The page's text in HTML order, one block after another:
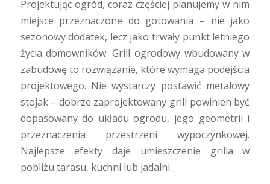
Projektując ogród, coraz częściej planujemy w nim
miejsce przeznaczone do gotowania – nie jako
sezonowy dodatek, lecz jako trwały punkt letniego
życia domowników. Grill ogrodowy wbudowany w
zabudowę to rozwiązanie, które wymaga podejścia
projektowego. Nie wystarczy postawić metalowy
stojak – dobrze zaprojektowany grill powinien być
dopasowany do układu ogrodu, jego geometrii i
przeznaczenia przestrzeni wypoczynkowej.
Najlepsze efekty daje umieszczenie grilla w
pobliżu tarasu, kuchni lub jadalni.